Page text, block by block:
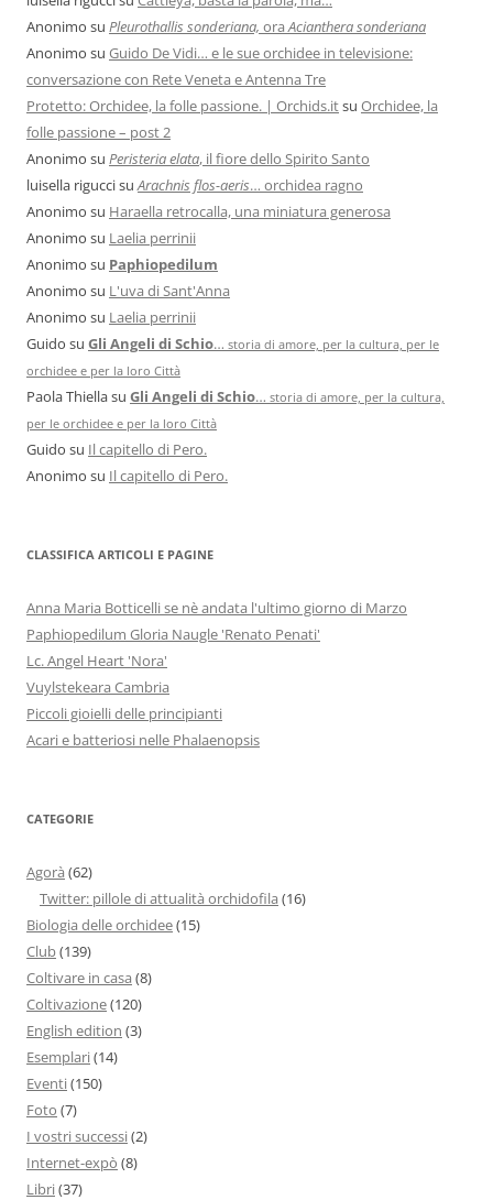
Anonimo su Pleurothallis sonderiana, oraAcianthera sonderiana
Anonimo su Guido De Vidi… e le sue orchidee in televisione:
conversazione con Rete Veneta e Antenna Tre
Protetto: Orchidee, la folle passione. | Orchids.itsu Orchidee, la
folle passione – post 2
Anonimo su Peristeria elata, il fiore dello Spirito Santo
luisella riguccisuArachnis flos-aeris… orchidea ragno
Anonimo su Haraella retrocalla, una miniatura generosa
Anonimo su Laelia perrinii
Anonimo su Paphiopedilum
Anonimo su L'uva di Sant'Anna
Anonimo su Laelia perrinii
Guido su Gli Angeli di Schio… storia di amore, per la cultura, per le
orchidee e per la loro Città
Paola Thiellasu Gli Angeli di Schio… storia di amore, per la cultura,
per le orchidee e per la loro Città
Guido su Il capitello di Pero.
Anonimo su Il capitello di Pero.
CLASSIFICA ARTICOLI E PAGINE
Anna Maria Botticelli se nè andata l'ultimo giorno di Marzo
Paphiopedilum Gloria Naugle 'Renato Penati'
Lc. Angel Heart 'Nora'
Vuylstekeara Cambria
Piccoli gioielli delle principianti
Acari e batteriosi nelle Phalaenopsis
CATEGORIE
Agorà (62)
Twitter: pillole di attualità orchidofila (16)
Biologia delle orchidee(15)
Club(139)
Coltivare in casa (8)
Coltivazione(120)
English edition (3)
Esemplari(14)
Eventi(150)
Foto (7)
I vostri successi(2)
Internet-expò (8)
Libri(37)